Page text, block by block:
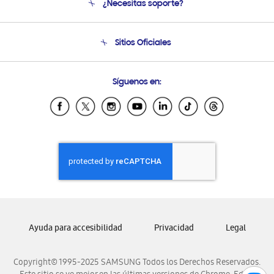
Soporte
Condiciones de Compra
¿Necesitas soporte?
Soporte vía eMail
Sitios Oficiales
Samsung Ecuador
Samsung El Salvador
Samsung Honduras
Samsung Nicaragua
Samsung Panamá
Samsung Venezuela
Síguenos en:
Copyright© 1995-2025 SAMSUNG Todos los Derechos Reservados.
Ayuda para accesibilidad Privacidad Legal